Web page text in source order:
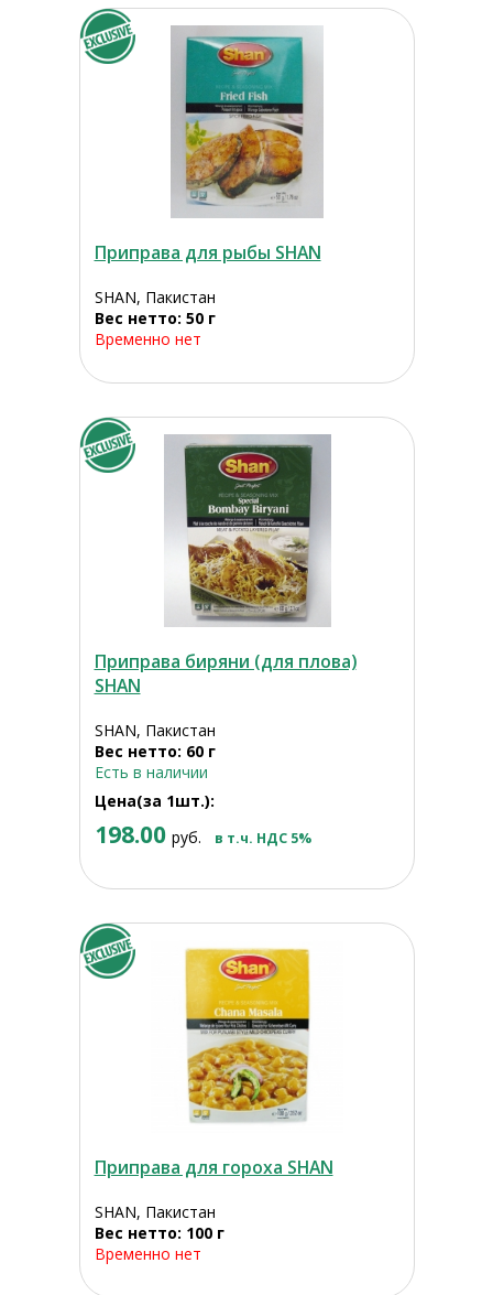
Приправа для рыбы SHAN
SHAN, Пакистан
Вес нетто: 50 г
Временно нет
Приправа биряни (для плова)
SHAN
SHAN, Пакистан
Вес нетто: 60 г
Есть в наличии
Цена(за 1шт.):
198.00 руб. в т.ч. НДС 5%
Приправа для гороха SHAN
SHAN, Пакистан
Вес нетто: 100 г
Временно нет